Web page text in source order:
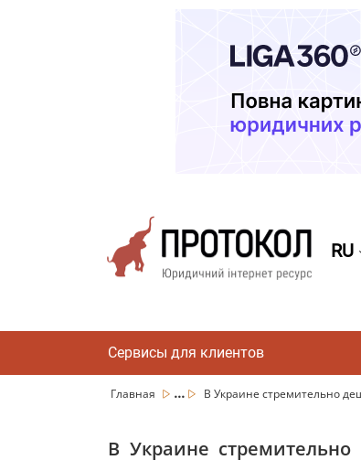
RU
Сервисы для клиентов
Главная ... В Украине стремительно
В Украине